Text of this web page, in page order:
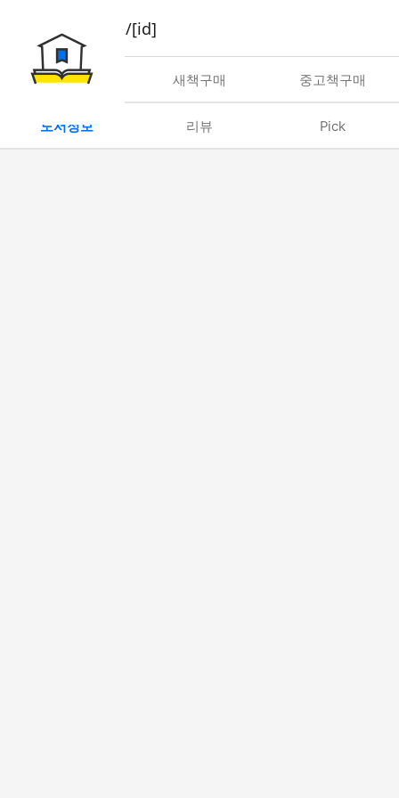
book/rent/[id]
대여 새책구매 중고책구매
도서정보 리뷰 Pick